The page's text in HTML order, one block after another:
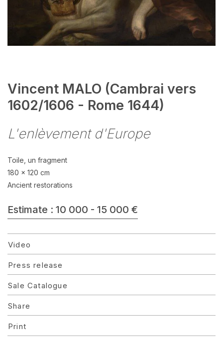
Vincent MALO (Cambrai vers
1602/1606 - Rome 1644)
L'enlèvement d'Europe
Toile, un fragment
180 x 120 cm
Ancient restorations
Estimate : 10 000 - 15 000 €
Video
Press release
Sale Catalogue
Share
Print